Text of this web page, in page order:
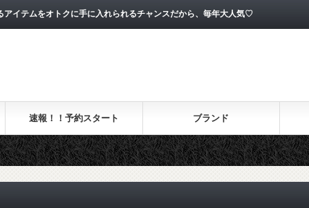
アイテムをオトクに手に入れられるチャンスだから、毎年大人気♡
速報！！予約スタート ブランド